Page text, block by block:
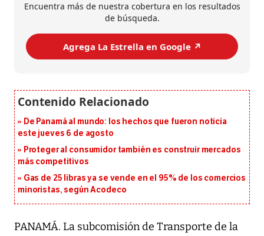
Encuentra más de nuestra cobertura en los resultados
de búsqueda.
Agrega La Estrella en Google ↗️
De Panamá al mundo: los hechos que fueron noticia
este jueves 6 de agosto
Proteger al consumidor también es construir mercados
más competitivos
Gas de 25 libras ya se vende en el 95% de los comercios
minoristas, según Acodeco
PANAMÁ. La subcomisión de Transporte de la